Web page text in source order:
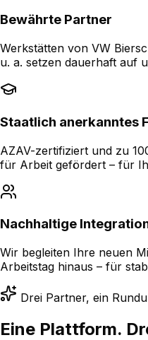
Bewährte Partner
Werkstätten von VW
u. a. setzen dauerhaft auf
Staatlich anerkanntes
AZAV-zertifiziert und zu
für Arbeit gefördert – für
Nachhaltige
Wir begleiten Ihre neuen
Arbeitstag hinaus – für
Drei Partner, ein
Eine Plattform.